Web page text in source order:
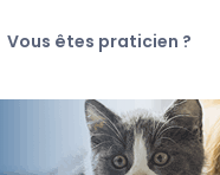
Vous êtes praticien ?